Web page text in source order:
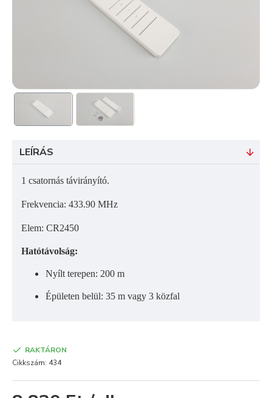
LEÍRÁS
1 csatornás távirányító.
Frekvencia: 433.90 MHz
Elem: CR2450
Hatótávolság:
Nyílt terepen: 200 m
Épületen belül: 35 m vagy 3 közfal
RAKTÁRON
Cikkszám: 434